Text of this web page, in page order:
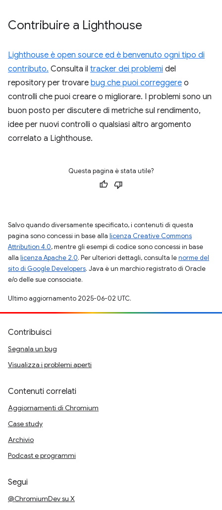
Contribuire a Lighthouse
Lighthouse è open source ed è benvenuto ogni tipo di
contributo. Consulta il tracker dei problemi del
repository per trovare bug che puoi correggere o
controlli che puoi creare o migliorare. I problemi sono un
buon posto per discutere di metriche sul rendimento,
idee per nuovi controlli o qualsiasi altro argomento
correlato a Lighthouse.
Questa pagina è stata utile?
Salvo quando diversamente specificato, i contenuti di questa
pagina sono concessi in base alla licenza Creative Commons
Attribution 4.0, mentre gli esempi di codice sono concessi in base
alla licenza Apache 2.0. Per ulteriori dettagli, consulta lenorme del
sito di Google Developers. Java è un marchio registrato di Oracle
e/o delle sue consociate.
Ultimo aggiornamento 2025-06-02 UTC.
Contribuisci
Segnala un bug
Visualizza i problemi aperti
Contenuti correlati
Aggiornamenti di Chromium
Case study
Archivio
Podcast e programmi
Segui
@ChromiumDev su X